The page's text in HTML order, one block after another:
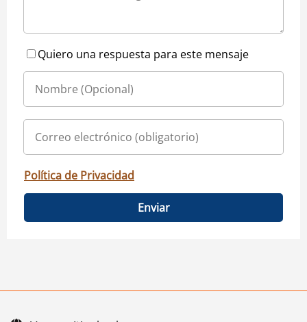
Quiero una respuesta para este mensaje
Política de Privacidad
Enviar